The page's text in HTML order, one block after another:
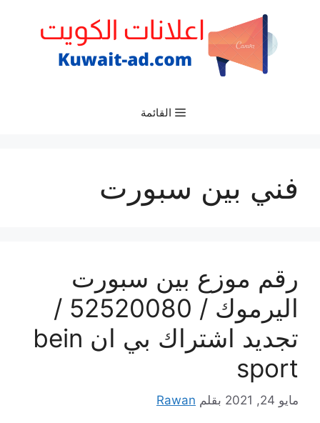
القائمة
فني بين سبورت
رقم موزع بين سبورت
اليرموك / 52520080 /
تجديد اشتراك بي ان bein
sport
مايو 24, 2021 بقلم Rawan